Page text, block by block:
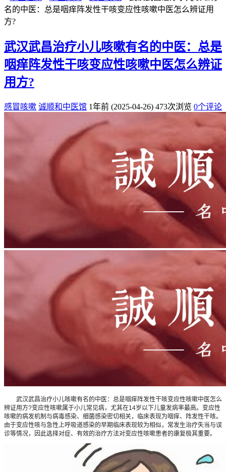
名的中医：总是咽痒阵发性干咳变应性咳嗽中医怎么辨证用
方?
武汉武昌治疗小儿咳嗽有名的中医：总是
咽痒阵发性干咳变应性咳嗽中医怎么辨证
用方?
感冒咳嗽 诚顺和中医馆 1年前 (2025-04-26) 473次浏览 0个评论
武汉武昌治疗小儿咳嗽有名的中医：总是咽痒阵发性干咳变应性咳嗽中医怎么
辨证用方?变应性咳嗽属于小儿常见病，尤其在14岁以下儿童发病率最高。变应性
咳嗽的病发机制与病毒感染、细菌感染密切相关，临床表现为咽痒、阵发性干咳。
由于变应性咳与急性上呼吸道感染的早期临床表现较为相似，常发生治疗失当与误
诊等情况，因此选择对症、有效的治疗方法对变应性咳嗽患者的康复极其重要。